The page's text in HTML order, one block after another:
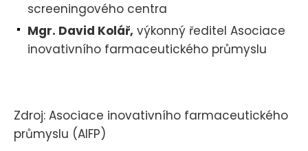
screeningového centra
Mgr. David Kolář, výkonný ředitel Asociace
inovativního farmaceutického průmyslu
Zdroj: Asociace inovativního farmaceutického
průmyslu (AIFP)